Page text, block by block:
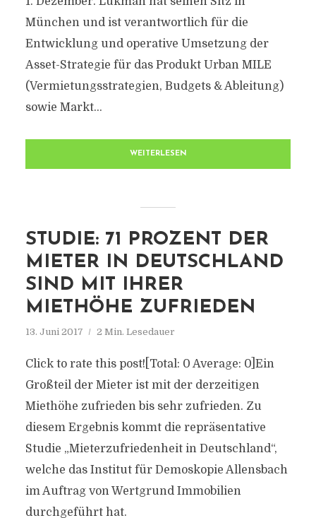
München und ist verantwortlich für die
Entwicklung und operative Umsetzung der
Asset-Strategie für das Produkt Urban MILE
(Vermietungsstrategien, Budgets & Ableitung)
sowie Markt...
WEITERLESEN
STUDIE: 71 PROZENT DER
MIETER IN DEUTSCHLAND
SIND MIT IHRER
MIETHÖHE ZUFRIEDEN
13. Juni 2017 2 Min. Lesedauer
Click to rate this post![Total: 0 Average: 0]Ein
Großteil der Mieter ist mit der derzeitigen
Miethöhe zufrieden bis sehr zufrieden. Zu
diesem Ergebnis kommt die repräsentative
Studie „Mieterzufriedenheit in Deutschland“,
welche das Institut für Demoskopie Allensbach
im Auftrag von Wertgrund Immobilien
durchgeführt hat.